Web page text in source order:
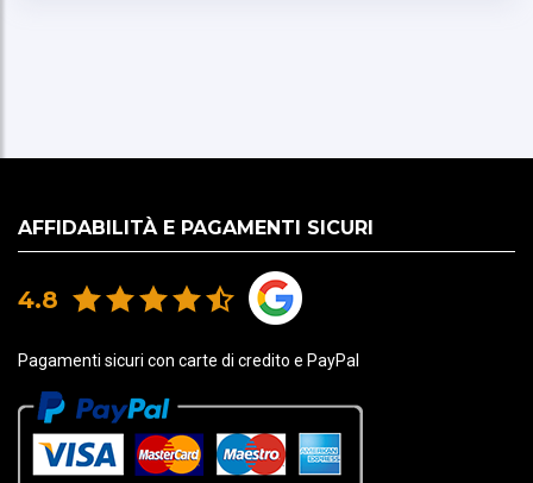
AFFIDABILITÀ E PAGAMENTI SICURI
4.8
Pagamenti sicuri con carte di credito e PayPal